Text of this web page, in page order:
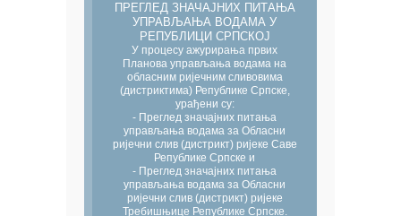
ПРЕГЛЕД ЗНАЧАЈНИХ ПИТАЊА
УПРАВЉАЊА ВОДАМА У
РЕПУБЛИЦИ СРПСКОЈ
У процесу ажурирања првих
Планова управљања водама на
обласним ријечним сливовима
(дистриктима) Републике Српске,
урађени су:
- Преглед значајних питања
управљања водама за Обласни
ријечни слив (дистрикт) ријеке Саве
Републике Српске и
- Преглед значајних питања
управљања водама за Обласни
ријечни слив (дистрикт) ријеке
Требишњице Републике Српске.